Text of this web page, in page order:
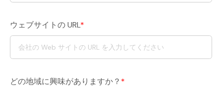
ウェブサイトの URL*
どの地域に興味がありますか？ *